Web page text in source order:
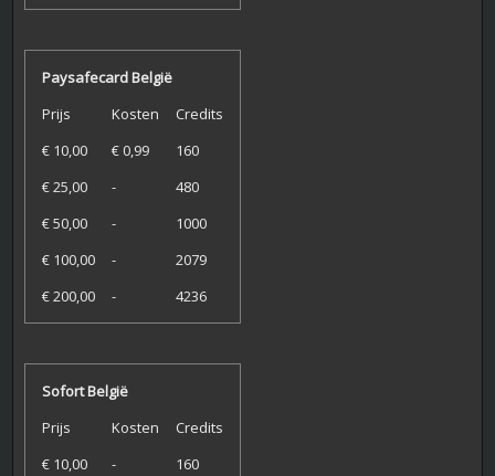
Paysafecard België
Prijs
Kosten
Credits
€ 10,00
€ 0,99
160
€ 25,00
-
480
€ 50,00
-
1000
€ 100,00
-
2079
€ 200,00
- 4236
Sofort België
Prijs
Kosten
Credits
€ 10,00
-
160